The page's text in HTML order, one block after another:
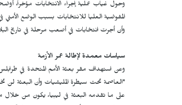
وحول غياب عملية إجراء الانتخابات مؤخراً،
المفوضية العليا للانتخابات بسبب الوضع
وأن أجرت انتخابات في أصعب مرحلة في تاريخ
سياسات معمدة لإطالة عمر الأزمة
وعن استهداف مقر بعثة الأمم المتحدة في
"العاصمة تحت سيطرة المليشيات وأن البعثة لن
على ما تقدمه البعثة في ليبيا، يكون من خلال